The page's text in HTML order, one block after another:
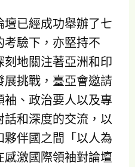
壇已經成功舉辦了七
考驗下，亦堅持不
地關注著亞洲和印
展挑戰，臺亞會邀請
袖、政治要人以及專
話和深度的交流，以
伴國之間「以人為
感激國際領袖對論壇